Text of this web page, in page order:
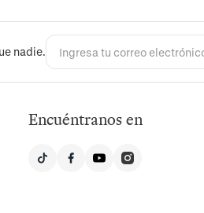
nadie.
Encuéntranos en